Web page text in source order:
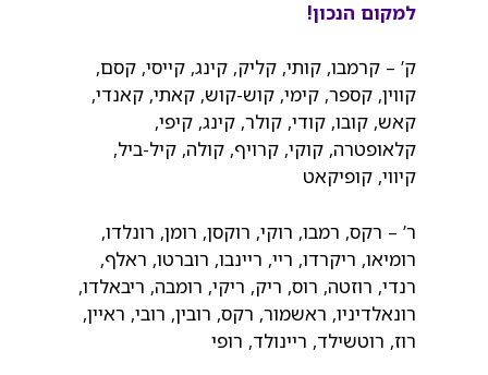
למקום הנכון!
ק’ – קרמבו, קותי, קליק, קינג, קייסי, קסם,
קווין, קספר, קימי, קוש-קוש, קאתי, קאנדי,
קאש, קובו, קודי, קולר, קינג, קיפי,
קלאופטרה, קוקי, קרויף, קולה, קיל-ביל,
קיווי, קופיקאט
ר’ – רקס, רמבו, רוקי, רוקסן, רומן, רונלדו,
רומיאו, ריקרדו, ריי, ריינבו, רוברטו, ראלף,
רנדי, רוזטה, רוס, ריק, ריקי, רומבה, ריבאלדו,
רונאלדיניו, ראשמור, רקס, רובין, רובי, ראיין,
רוז, רוטשילד, ריינולד, רופי